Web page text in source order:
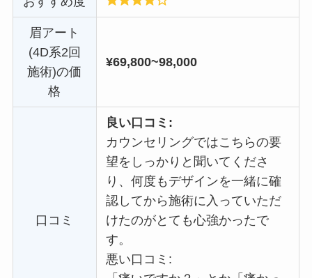
眉アート
(4D系2回
施術)の価
格
¥69,800~98,000
口コミ
良い口コミ:
カウンセリングではこちらの要
望をしっかりと聞いてくださ
り、何度もデザインを一緒に確
認してから施術に入っていただ
けたのがとても心強かったで
す。
悪い口コミ: